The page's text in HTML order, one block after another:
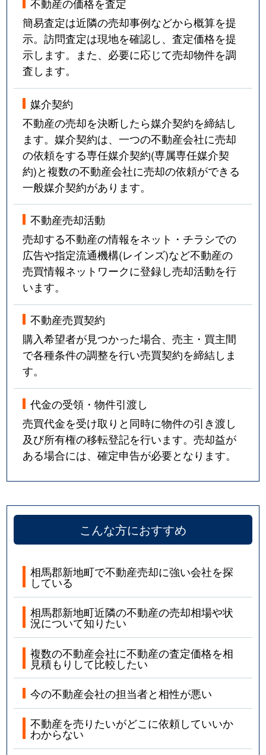
不動産の価格を査定
簡易査定は近隣の売却事例などから概算を提
示。訪問査定は現地を確認し、査定価格を提
示します。また、必要に応じて売却物件を調
査します。
媒介契約
不動産の売却を決断したら媒介契約を締結し
ます。媒介契約は、一つの不動産会社に売却
の依頼をする専任媒介契約(専属専任媒介契
約)と複数の不動産会社に売却の依頼ができる
一般媒介契約があります。
不動産売却活動
売却する不動産の情報をネット・チラシでの
広告や指定流通機構(レインズ)など不動産の
売買情報ネットワークに登録し売却活動を行
います。
不動産売買契約
購入希望者が見つかった場合、売主・買主間
で各種条件の調整を行い売買契約を締結しま
す。
代金の受領・物件引渡し
売買代金を受け取りと同時に物件の引き渡し
及び所有権の移転登記を行います。売却益が
ある場合には、確定申告が必要となります。
こんな方におすすめ
相馬郡新地町で不動産売却に強い会社を探
している
相馬郡新地町近隣の不動産の売却相場や状
況について知りたい
複数の不動産会社に不動産の査定価格を相
見積もりして比較したい
今の不動産会社の担当者と相性が悪い
不動産を売りたいがどこに依頼していいか
わからない